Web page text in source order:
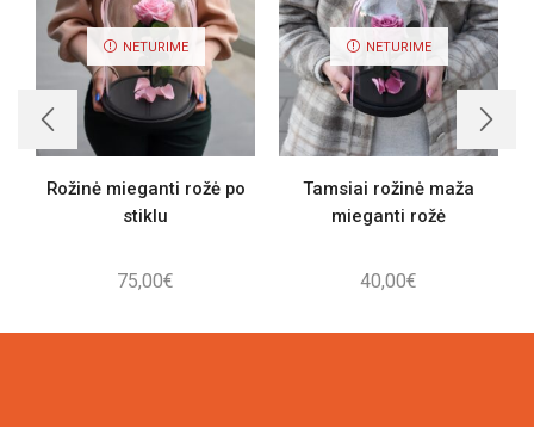
NETURIME
Rožinė mieganti rožė po
stiklu
75,00€
NETURIME
Tamsiai rožinė maža
mieganti rožė
40,00€